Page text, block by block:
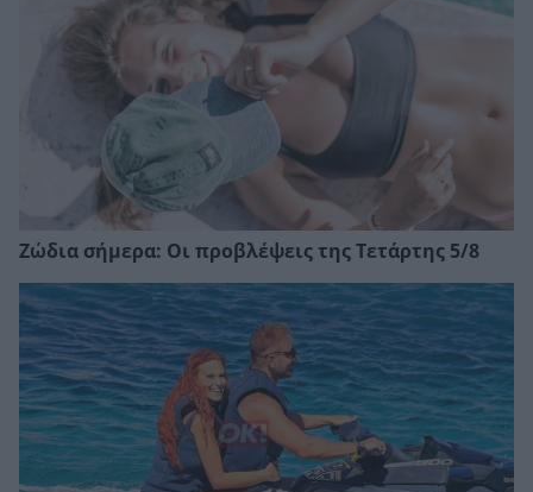
Ζώδια σήμερα: Οι προβλέψεις της Τετάρτης 5/8